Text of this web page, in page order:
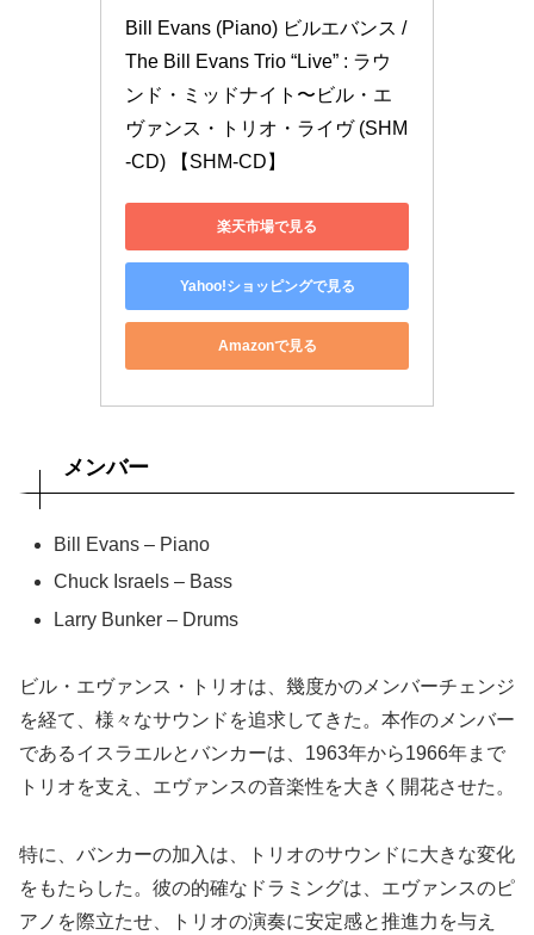
Bill Evans (Piano) ビルエバンス /
The Bill Evans Trio “Live” : ラウ
ンド・ミッドナイト〜ビル・エ
ヴァンス・トリオ・ライヴ (SHM
-CD) 【SHM-CD】
楽天市場で見る
Yahoo!ショッピングで見る
Amazonで見る
メンバー
Bill Evans – Piano
Chuck Israels – Bass
Larry Bunker – Drums
ビル・エヴァンス・トリオは、幾度かのメンバーチェンジ
を経て、様々なサウンドを追求してきた。本作のメンバー
であるイスラエルとバンカーは、1963年から1966年まで
トリオを支え、エヴァンスの音楽性を大きく開花させた。
特に、バンカーの加入は、トリオのサウンドに大きな変化
をもたらした。彼の的確なドラミングは、エヴァンスのピ
アノを際立たせ、トリオの演奏に安定感と推進力を与え